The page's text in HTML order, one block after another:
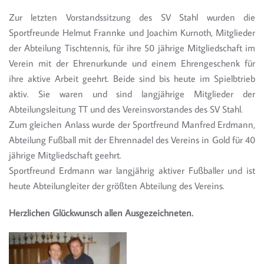
Zur letzten Vorstandssitzung des SV Stahl wurden die
Sportfreunde Helmut Frannke und Joachim Kurnoth, Mitglieder
der Abteilung Tischtennis, für ihre 50 jährige Mitgliedschaft im
Verein mit der Ehrenurkunde und einem Ehrengeschenk für
ihre aktive Arbeit geehrt. Beide sind bis heute im Spielbtrieb
aktiv. Sie waren und sind langjährige Mitglieder der
Abteilungsleitung TT und des Vereinsvorstandes des SV Stahl.
Zum gleichen Anlass wurde der Sportfreund Manfred Erdmann,
Abteilung Fußball mit der Ehrennadel des Vereins in Gold für 40
jährige Mitgliedschaft geehrt.
Sportfreund Erdmann war langjährig aktiver Fußballer und ist
heute Abteilungleiter der größten Abteilung des Vereins.
Herzlichen Glückwunsch allen Ausgezeichneten.